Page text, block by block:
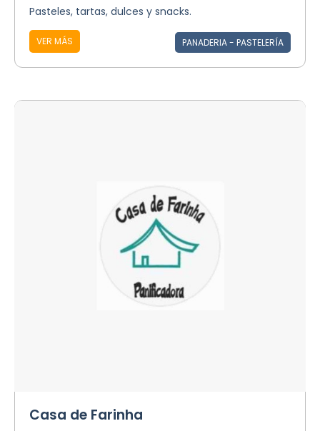
Pasteles, tartas, dulces y snacks.
VER MÁS PANADERIA - PASTELERÍA
Casa de Farinha